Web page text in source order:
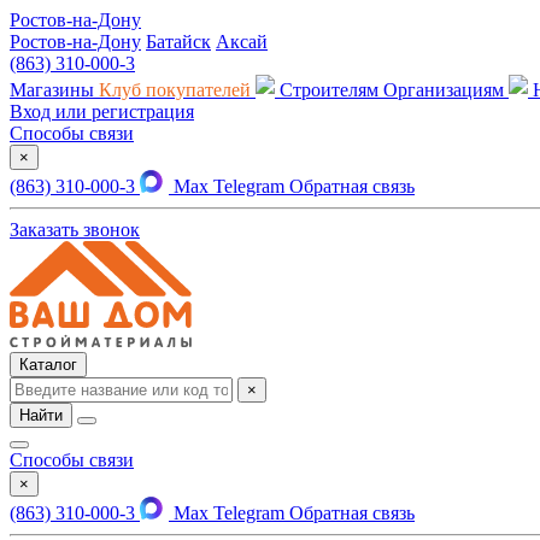
Ростов-на-Дону
Ростов-на-Дону Батайск Аксай
(863) 310-000-3
Магазины Клуб покупателей Строителям Организациям
Вход или регистрация
Способы связи
×
(863) 310-000-3 Max Telegram Обратная связь
Заказать звонок
Каталог
×
Найти
Способы связи
×
(863) 310-000-3 Max Telegram Обратная связь